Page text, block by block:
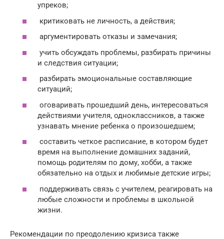
упреков;
критиковать не личность, а действия;
аргументировать отказы и замечания;
учить обсуждать проблемы, разбирать причины
и следствия ситуации;
разбирать эмоциональные составляющие
ситуаций;
оговаривать прошедший день, интересоваться
действиями учителя, одноклассников, а также
узнавать мнение ребенка о произошедшем;
составить четкое расписание, в котором будет
время на выполнение домашних заданий,
помощь родителям по дому, хобби, а также
обязательно на отдых и любимые детские игры;
поддерживать связь с учителем, реагировать на
любые сложности и проблемы в школьной
жизни.
Рекомендации по преодолению кризиса также